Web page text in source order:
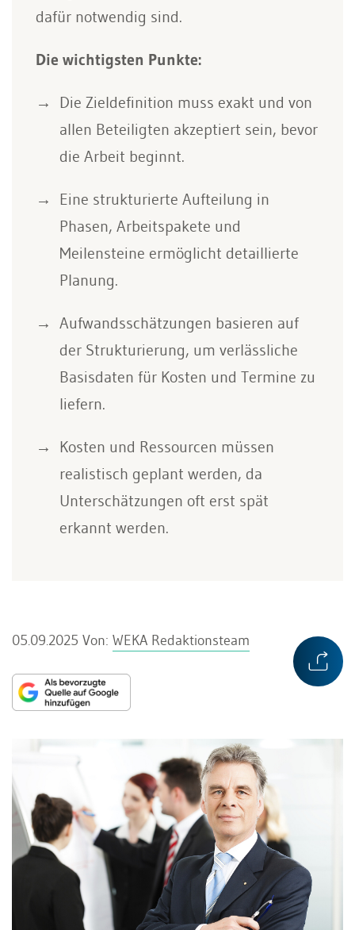
dafür notwendig sind.
Die wichtigsten Punkte:
Die Zieldefinition muss exakt und von
allen Beteiligten akzeptiert sein, bevor
die Arbeit beginnt.
Eine strukturierte Aufteilung in
Phasen, Arbeitspakete und
Meilensteine ermöglicht detaillierte
Planung.
Aufwandsschätzungen basieren auf
der Strukturierung, um verlässliche
Basisdaten für Kosten und Termine zu
liefern.
Kosten und Ressourcen müssen
realistisch geplant werden, da
Unterschätzungen oft erst spät
erkannt werden.
05.09.2025 Von: WEKA Redaktionsteam